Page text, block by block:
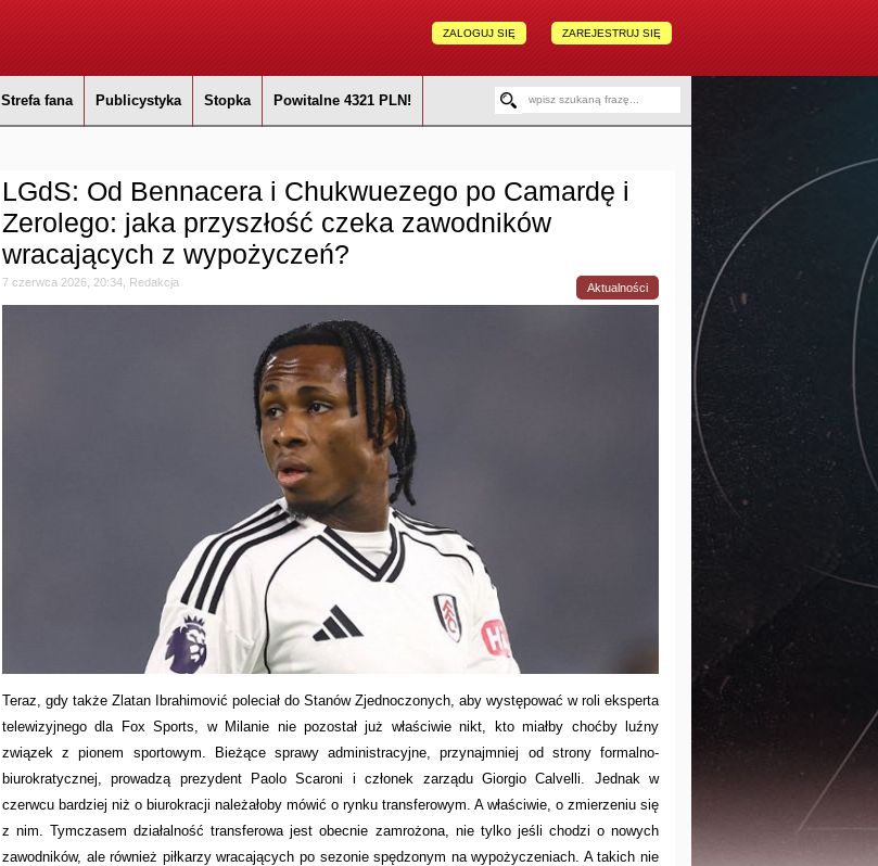
ZAREJESTRUJ SIĘ
ZALOGUJ SIĘ
Strefa fana Publicystyka Stopka Powitalne 4321 PLN!
LGdS: Od Bennacera i Chukwuezego po Camardę i
Zerolego: jaka przyszłość czeka zawodników
wracających z wypożyczeń?
7 czerwca 2026, 20:34, Redakcja Aktualności
Teraz, gdy także Zlatan Ibrahimović poleciał do Stanów Zjednoczonych, aby występować w roli eksperta
telewizyjnego dla Fox Sports, w Milanie nie pozostał już właściwie nikt, kto miałby choćby luźny
związek z pionem sportowym. Bieżące sprawy administracyjne, przynajmniej od strony formalno-
biurokratycznej, prowadzą prezydent Paolo Scaroni i członek zarządu Giorgio Calvelli. Jednak w
czerwcu bardziej niż o biurokracji należałoby mówić o rynku transferowym. A właściwie, o zmierzeniu się
z nim. Tymczasem działalność transferowa jest obecnie zamrożona, nie tylko jeśli chodzi o nowych
zawodników, ale również piłkarzy wracających po sezonie spędzonym na wypożyczeniach. A takich nie